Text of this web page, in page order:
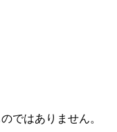
ではありません。